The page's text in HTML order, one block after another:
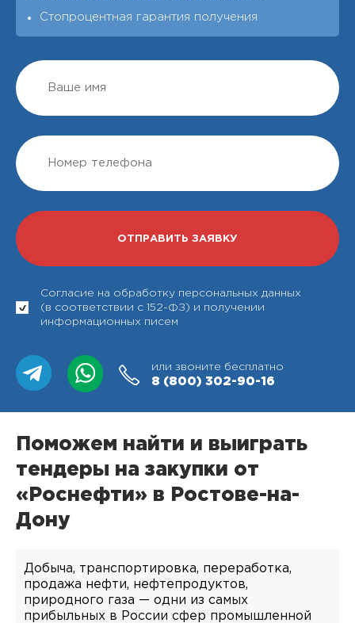
Стопроцентная гарантия получения
Согласие на обработку персональных данных
(в соответствии с 152-ФЗ) и получении
информационных писем
или звоните бесплатно
8 (800) 302-90-16
Поможем найти и выиграть
тендеры на закупки от
«Роснефти» в Ростове-на-
Дону
Добыча, транспортировка, переработка,
продажа нефти, нефтепродуктов,
природного газа — одни из самых
прибыльных в России сфер промышленной